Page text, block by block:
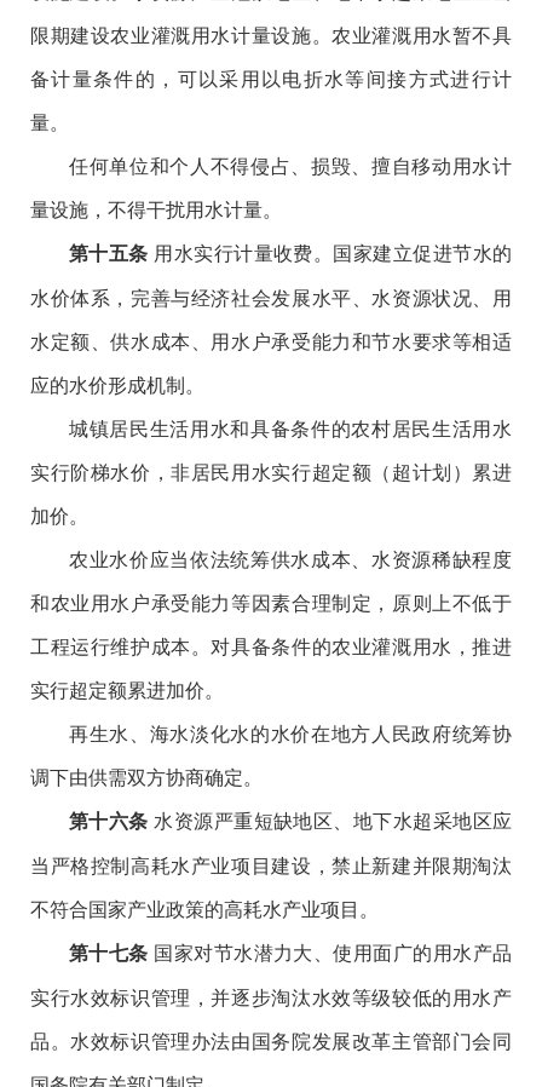
限期建设农业灌溉用水计量设施。农业灌溉用水暂不具
备计量条件的，可以采用以电折水等间接方式进行计
量。
任何单位和个人不得侵占、损毁、擅自移动用水计
量设施，不得干扰用水计量。
第十五条 用水实行计量收费。国家建立促进节水的
水价体系，完善与经济社会发展水平、水资源状况、用
水定额、供水成本、用水户承受能力和节水要求等相适
应的水价形成机制。
城镇居民生活用水和具备条件的农村居民生活用水
实行阶梯水价，非居民用水实行超定额（超计划）累进
加价。
农业水价应当依法统筹供水成本、水资源稀缺程度
和农业用水户承受能力等因素合理制定，原则上不低于
工程运行维护成本。对具备条件的农业灌溉用水，推进
实行超定额累进加价。
再生水、海水淡化水的水价在地方人民政府统筹协
调下由供需双方协商确定。
第十六条 水资源严重短缺地区、地下水超采地区应
当严格控制高耗水产业项目建设，禁止新建并限期淘汰
不符合国家产业政策的高耗水产业项目。
第十七条 国家对节水潜力大、使用面广的用水产品
实行水效标识管理，并逐步淘汰水效等级较低的用水产
品。水效标识管理办法由国务院发展改革主管部门会同